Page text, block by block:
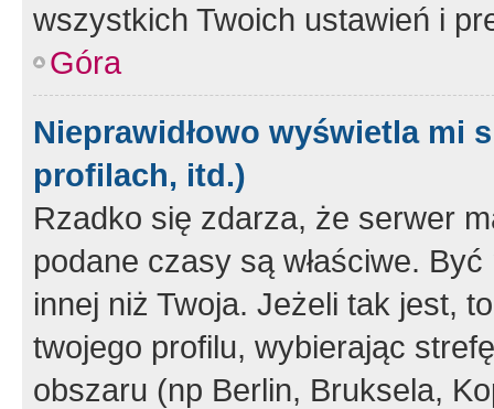
wszystkich Twoich ustawień i
Góra
Nieprawidłowo wyświetla mi
profilach, itd.)
Rzadko się zdarza, że serwer
podane czasy są właściwe.
innej niż Twoja. Jeżeli tak jest,
twojego profilu, wybierając
obszaru (np Berlin, Bruksela,